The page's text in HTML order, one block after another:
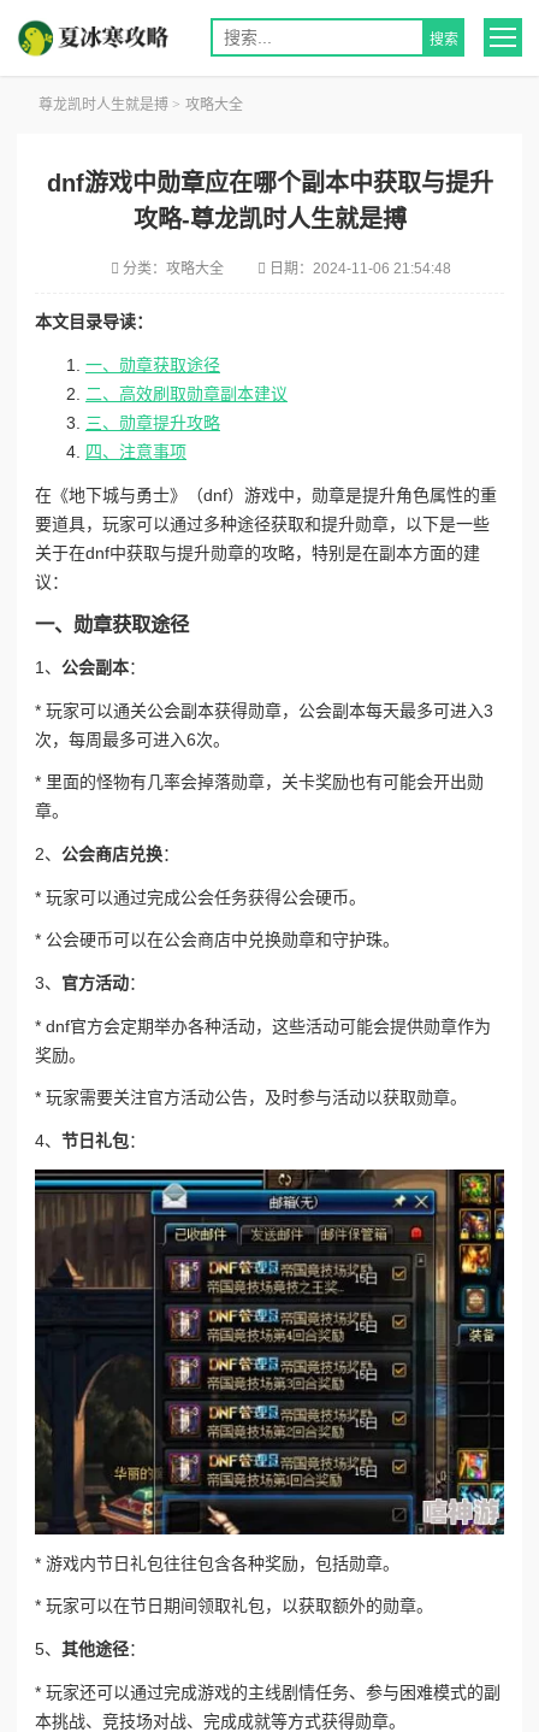
尊龙凯时人生就是搏 > 攻略大全
dnf游戏中勋章应在哪个副本中获取与提升
攻略-尊龙凯时人生就是搏
分类： 攻略大全 日期： 2024-11-06 21:54:48
本文目录导读：
一、勋章获取途径
二、高效刷取勋章副本建议
三、勋章提升攻略
四、注意事项
在《地下城与勇士》（dnf）游戏中，勋章是提升角色属性的重
要道具，玩家可以通过多种途径获取和提升勋章，以下是一些
关于在dnf中获取与提升勋章的攻略，特别是在副本方面的建
议：
一、勋章获取途径
1、 公会副本：
* 玩家可以通关公会副本获得勋章，公会副本每天最多可进入3
次，每周最多可进入6次。
* 里面的怪物有几率会掉落勋章，关卡奖励也有可能会开出勋
章。
2、 公会商店兑换：
* 玩家可以通过完成公会任务获得公会硬币。
* 公会硬币可以在公会商店中兑换勋章和守护珠。
3、 官方活动：
* dnf官方会定期举办各种活动，这些活动可能会提供勋章作为
奖励。
* 玩家需要关注官方活动公告，及时参与活动以获取勋章。
4、 节日礼包：
* 游戏内节日礼包往往包含各种奖励，包括勋章。
* 玩家可以在节日期间领取礼包，以获取额外的勋章。
5、 其他途径：
* 玩家还可以通过完成游戏的主线剧情任务、参与困难模式的副
本挑战、竞技场对战、完成成就等方式获得勋章。